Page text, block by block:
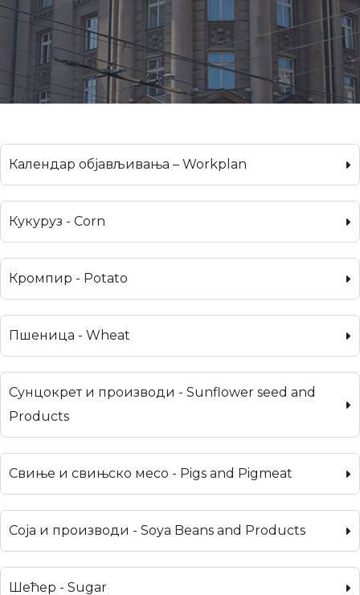
Календар објављивања – Workplan
Кукуруз - Corn
Кромпир - Potato
Пшеница - Wheat
Сунцокрет и производи - Sunflower seed and
Products
Свиње и свињско месо - Pigs and Pigmeat
Соја и производи - Soya Beans and Products
Шећер - Sugar